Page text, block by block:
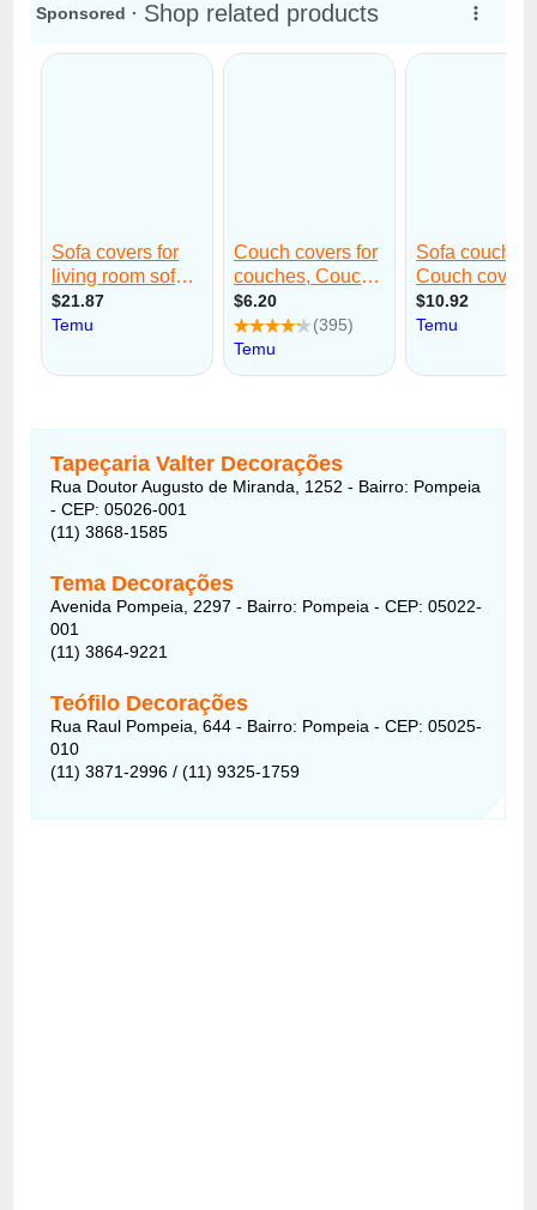
Tapeçaria Valter Decorações
Rua Doutor Augusto de Miranda, 1252 - Bairro: Pompeia
- CEP: 05026-001
(11) 3868-1585
Tema Decorações
Avenida Pompeia, 2297 - Bairro: Pompeia - CEP: 05022-
001
(11) 3864-9221
Teófilo Decorações
Rua Raul Pompeia, 644 - Bairro: Pompeia - CEP: 05025-
010
(11) 3871-2996 / (11) 9325-1759